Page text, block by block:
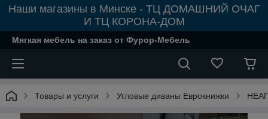
Наши магазины в Минске - ТЦ ДОМАШНИЙ ОЧАГ
И ТЦ КОРОНА-ДОМ
Мягкая мебель на заказ от Фурор-Мебель
Товары и услуги Угловые диваны Еврокнижки